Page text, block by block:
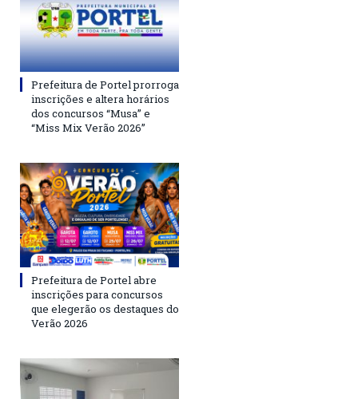
Prefeitura de Portel prorroga
inscrições e altera horários
dos concursos “Musa” e
“Miss Mix Verão 2026”
Prefeitura de Portel abre
inscrições para concursos
que elegerão os destaques do
Verão 2026